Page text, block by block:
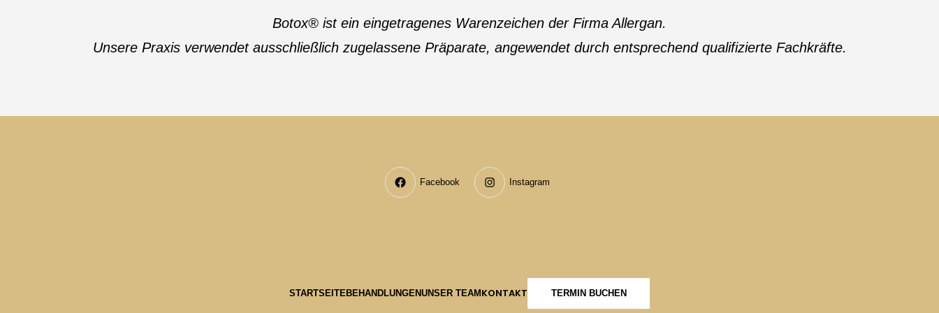
Botox® ist ein eingetragenes Warenzeichen der Firma Allergan.
Unsere Praxis verwendet ausschließlich zugelassene Präparate, angewendet durch entsprechend qualifizierte Fachkräfte.
Facebook Instagram
STARTSEITEBEHANDLUNGENUNSER TEAM KONTAKT TERMIN BUCHEN